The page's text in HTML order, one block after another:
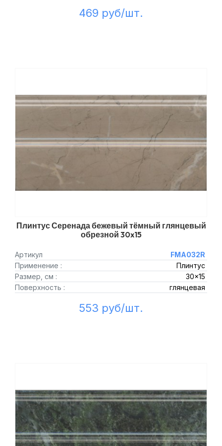
469 руб/шт.
Плинтус Серенада бежевый тёмный глянцевый
обрезной 30x15
Артикул
FMA032R
Применение :
Плинтус
Размер, см :
30x15
Поверхность :
глянцевая
553 руб/шт.